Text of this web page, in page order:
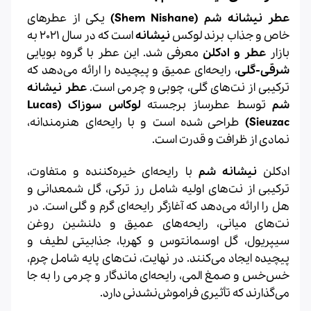
عطر نیشانه شم (Shem Nishane)
یکی از عطرهای
خاص و جذاب برند لوکسنیشانه
است که در سال 2021 به
بازارعطر و ادکلن معرفی شد. این عطر با گروه بویایی
شرقی-گلی، رایحه‌ای عمیق و پیچیده را ارائه می‌دهد که
ترکیبی از نت‌های گلی، چوبی و چرمی است.عطر نیشانه
شم توسط عطرساز برجسته
لوکاس سوزاک (Lucas
Sieuzac)
طراحی شده است و با رایحه‌ای هنرمندانه،
نمادی از ظرافت و قدرت است.
ادکلننیشانه شم با رایحه‌ای خیره‌کننده و متفاوت،
ترکیبی از نت‌های اولیه شامل رز ترکی، گل شمعدانی و
هل را ارائه می‌دهد که آغازگر رایحه‌ای گرم و گلی است. در
نت‌های میانی، رایحه‌های عمیق و دلنشین روغن
سیپریول، گل اوسمانتوس و کهربا، جذابیتی لطیف و
پیچیده ایجاد می‌کنند. در نهایت، نت‌های پایه شامل چرم،
خس‌خس و صمغ المی، رایحه‌ای ماندگار و چرمی را به جا
می‌گذارند که تأثیری فراموش‌نشدنی دارد.